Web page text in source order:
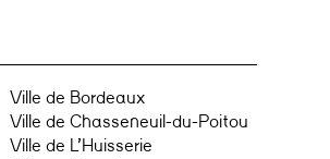
Ville de Bordeaux
Ville de Chasseneuil-du-Poitou
Ville de L’Huisserie